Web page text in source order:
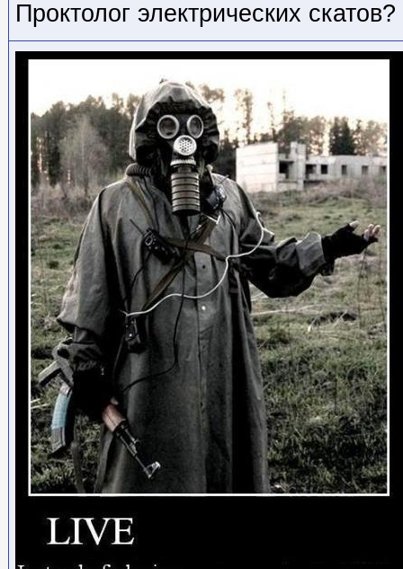
Проктолог электрических скатов?